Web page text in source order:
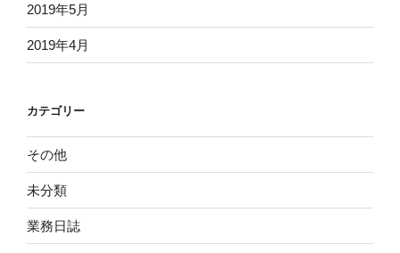
2019年5月
2019年4月
カテゴリー
その他
未分類
業務日誌